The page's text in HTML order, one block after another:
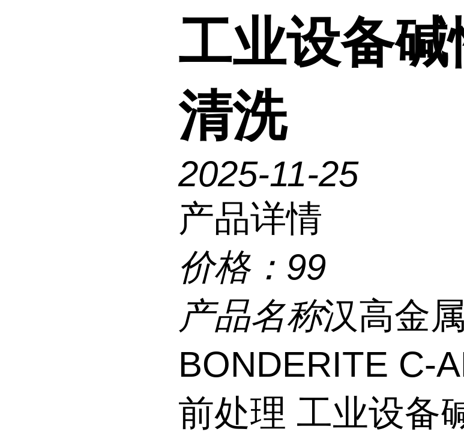
工业设备
清洗
2025-11-25
产品详情
价格： 99
产品名称汉高金
BONDERITE C-
前处理 工业设备